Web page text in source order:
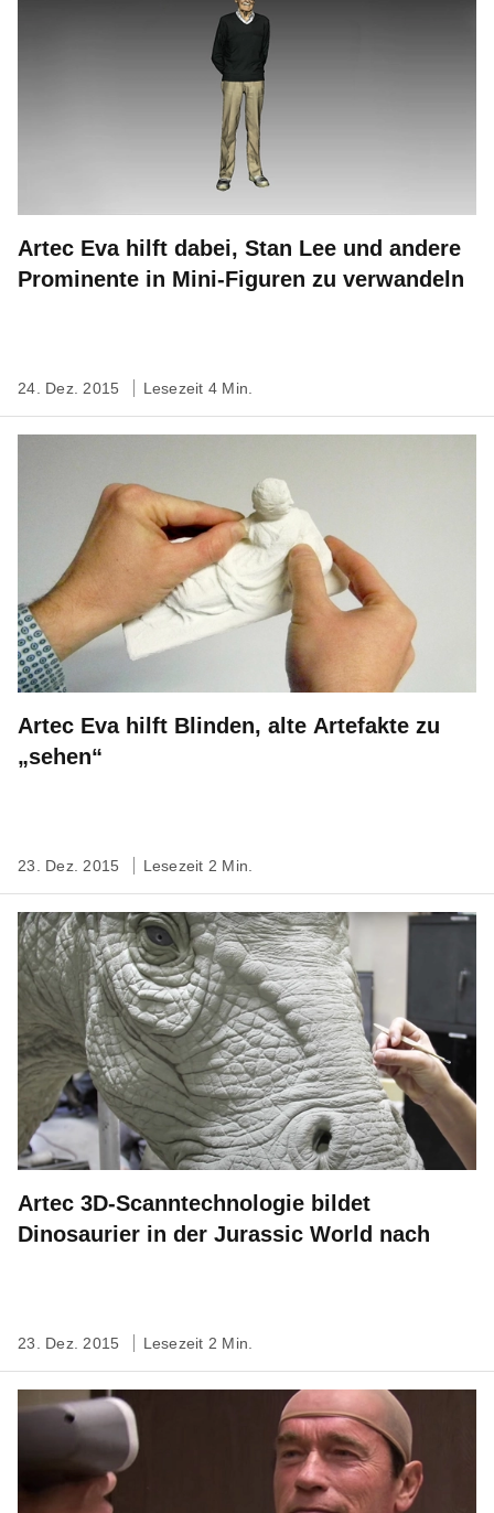
Artec Eva hilft dabei, Stan Lee und andere
Prominente in Mini-Figuren zu verwandeln
24. Dez. 2015 Lesezeit 4 Min.
Artec Eva hilft Blinden, alte Artefakte zu
„sehen“
23. Dez. 2015 Lesezeit 2 Min.
Artec 3D-Scanntechnologie bildet
Dinosaurier in der Jurassic World nach
23. Dez. 2015 Lesezeit 2 Min.